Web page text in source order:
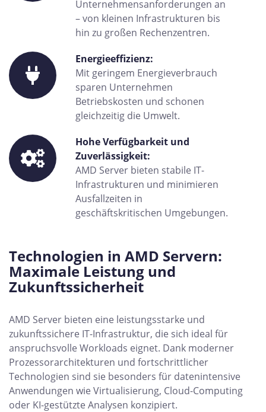
Unternehmensanforderungen an
– von kleinen Infrastrukturen bis
hin zu großen Rechenzentren.
Energieeffizienz:
Mit geringem Energieverbrauch
sparen Unternehmen
Betriebskosten und schonen
gleichzeitig die Umwelt.
Hohe Verfügbarkeit und
Zuverlässigkeit:
AMD Server bieten stabile IT-
Infrastrukturen und minimieren
Ausfallzeiten in
geschäftskritischen Umgebungen.
Technologien in AMD Servern:
Maximale Leistung und
Zukunftssicherheit
AMD Server bieten eine leistungsstarke und
zukunftssichere IT-Infrastruktur, die sich ideal für
anspruchsvolle Workloads eignet. Dank moderner
Prozessorarchitekturen und fortschrittlicher
Technologien sind sie besonders für datenintensive
Anwendungen wie Virtualisierung, Cloud-Computing
oder KI-gestützte Analysen konzipiert.